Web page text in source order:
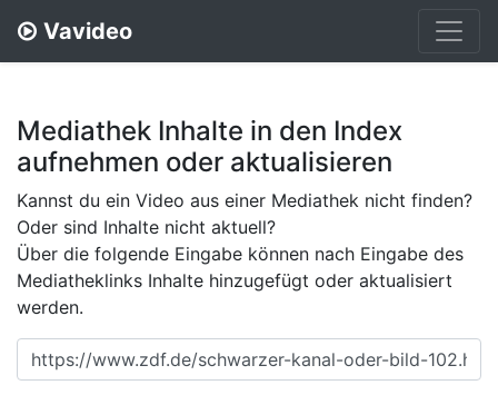
Vavideo
Mediathek Inhalte in den Index
aufnehmen oder aktualisieren
Kannst du ein Video aus einer Mediathek nicht finden?
Oder sind Inhalte nicht aktuell?
Über die folgende Eingabe können nach Eingabe des
Mediatheklinks Inhalte hinzugefügt oder aktualisiert
werden.